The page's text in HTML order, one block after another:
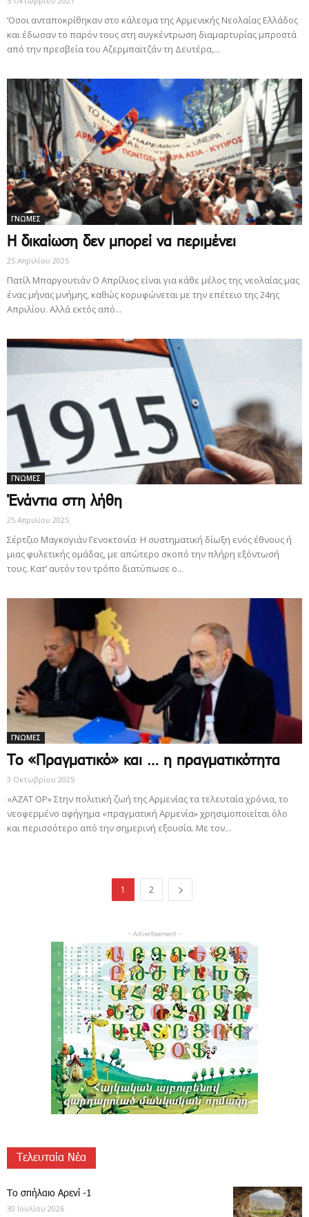
‘Οσοι ανταποκρίθηκαν στο κάλεσμα της Αρμενικής Νεολαίας Ελλάδος
και έδωσαν το παρόν τους στη συγκέντρωση διαμαρτυρίας μπροστά
από την πρεσβεία του Αζερμπαϊτζάν τη Δευτέρα,...
ΓΝΩΜΕΣ
Η δικαίωση δεν μπορεί να περιμένει
25 Απριλίου 2025
Πατίλ Μπαργουτιάν Ο Απρίλιος είναι για κάθε μέλος της νεολαίας μας
ένας μήνας μνήμης, καθώς κορυφώνεται με την επέτειο της 24ης
Απριλίου. Αλλά εκτός από...
ΓΝΩΜΕΣ
Ένάντια στη λήθη
25 Απριλίου 2025
Σέρτζιο Μαγκογιάν Γενοκτονία· Η συστηματική δίωξη ενός έθνους ή
μιας φυλετικής ομάδας, με απώτερο σκοπό την πλήρη εξόντωσή
τους. Κατ’ αυτόν τον τρόπο διατύπωσε ο...
ΓΝΩΜΕΣ
Το «Πραγματικό» και … η πραγματικότητα
3 Οκτωβρίου 2025
«ΑΖΑΤ ΟΡ» Στην πολιτική ζωή της Αρμενίας τα τελευταία χρόνια, το
νεοφερμένο αφήγημα «πραγματική Αρμενία» χρησιμοποιείται όλο
και περισσότερο από την σημερινή εξουσία. Με τον...
1 2
- Advertisement -
Τελευταία Νέα
Το σπήλαιο Αρενί -1
30 Ιουλίου 2026